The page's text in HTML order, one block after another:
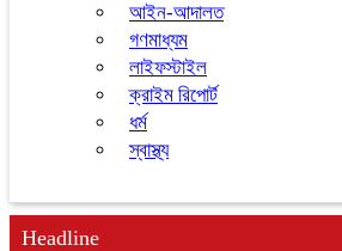
আইন-আদালত
গণমাধ্যম
লাইফস্টাইল
ক্রাইম রিপোর্ট
ধর্ম
স্বাস্থ্য
Headline